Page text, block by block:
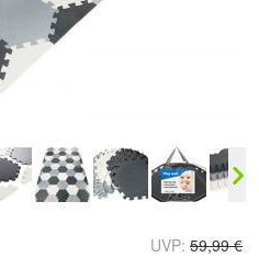
UVP: 59,99 €